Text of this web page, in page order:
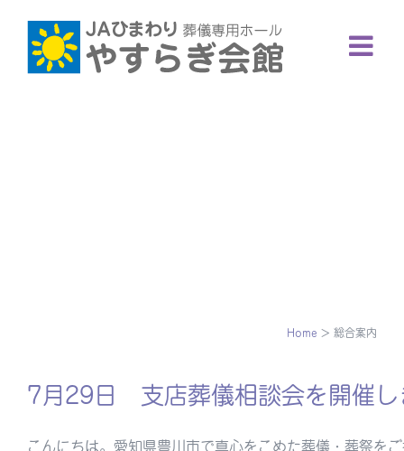
content
Home > 総合案内
7月29日 支店葬儀相談会を開催し
こんにちは。愛知県豊川市で真心をこめた葬儀・葬祭を